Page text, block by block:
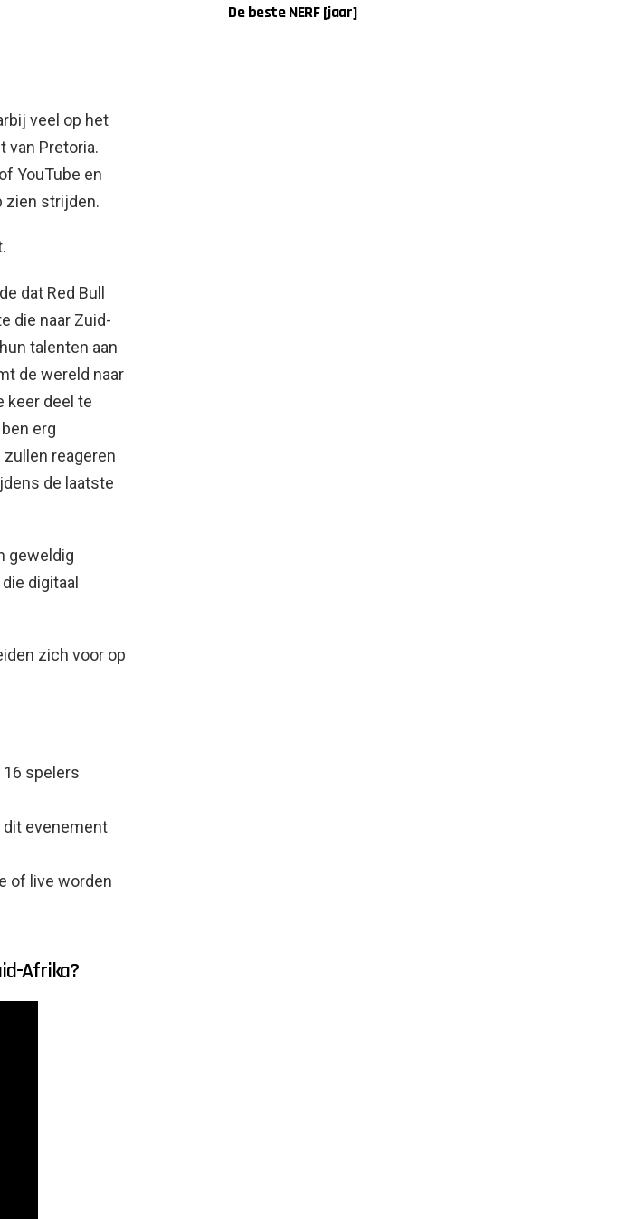
veel op het
van Pretoria.
YouTube en
zien strijden.
dat Red Bull
die naar Zuid-
talenten aan
de wereld naar
keer deel te
erg
reageren
de laatste
geweldig
digitaal
zich voor op
16 spelers
evenement
of live worden
Afrika?
De beste NERF [jaar]